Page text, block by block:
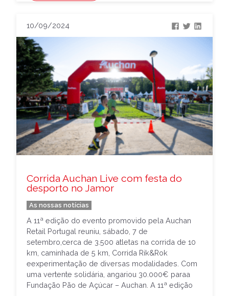
10/09/2024
Corrida Auchan Live com festa do
desporto no Jamor
As nossas notícias
A 11ª edição do evento promovido pela Auchan
Retail Portugal reuniu, sábado, 7 de
setembro,cerca de 3.500 atletas na corrida de 10
km, caminhada de 5 km, Corrida Rik&Rok
eexperimentação de diversas modalidades. Com
uma vertente solidária, angariou 30.000€ paraa
Fundação Pão de Açúcar – Auchan. A 11ª edição